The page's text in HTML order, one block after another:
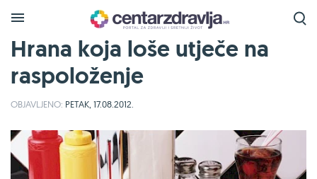
Hrana koja loše utječe na
raspoloženje
OBJAVLJENO: PETAK, 17.08.2012.